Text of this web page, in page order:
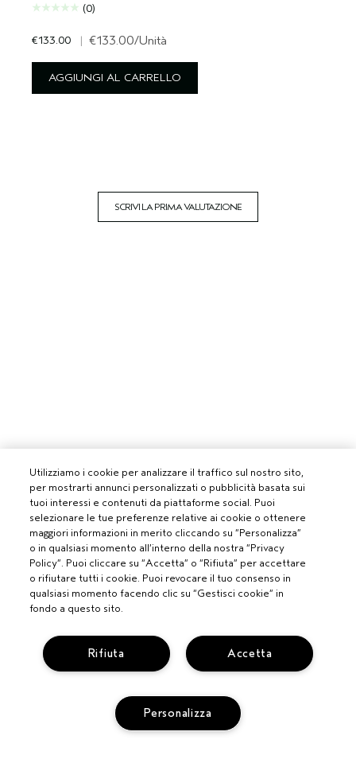
(0)
€133.00 | €133.00/Unità
AGGIUNGI AL CARRELLO
SCRIVI LA PRIMA VALUTAZIONE
PROFESSIONISTI
DIVENTA UN SALONE AVEDA
BISOGNO DI AIUTO?
CHATTA CON NOI
SCOPRI IL CANALE PIÚ INDICATO PER LA TUA RICHIESTA
CONTATTA IL PRODUTTORE
TERMINI E CONDIZIONI
Utilizziamo i cookie per analizzare il traffico sul nostro sito,
per mostrarti annunci personalizzati o pubblicità basata sui
tuoi interessi e contenuti da piattaforme social. Puoi
selezionare le tue preferenze relative ai cookie o ottenere
maggiori informazioni in merito cliccando su “Personalizza”
o in qualsiasi momento all’interno della nostra “Privacy
Policy”. Puoi cliccare su “Accetta” o “Rifiuta” per accettare
o rifiutare tutti i cookie. Puoi revocare il tuo consenso in
qualsiasi momento facendo clic su “Gestisci cookie” in
fondo a questo sito.
Accetta
Rifiuta
Personalizza